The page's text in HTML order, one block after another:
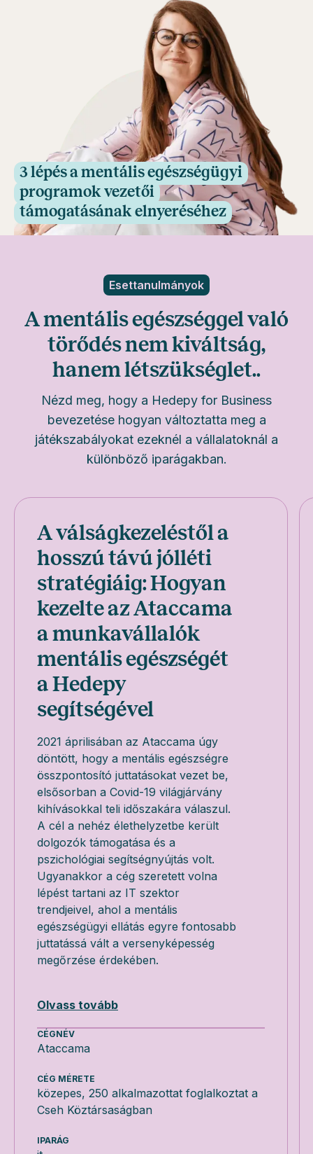
3 lépés a mentális egészségügyi
programok vezetői
támogatásának elnyeréséhez
Esettanulmányok
A mentális egészséggel való
törődés nem kiváltság,
hanem létszükséglet..
Nézd meg, hogy a Hedepy for Business
bevezetése hogyan változtatta meg a
játékszabályokat ezeknél a vállalatoknál a
különböző iparágakban.
A válságkezeléstől a
hosszú távú jólléti
stratégiáig: Hogyan
kezelte az Ataccama
a munkavállalók
mentális egészségét
a Hedepy
segítségével
2021 áprilisában az Ataccama úgy
döntött, hogy a mentális egészségre
összpontosító juttatásokat vezet be,
elsősorban a Covid-19 világjárvány
kihívásokkal teli időszakára válaszul.
A cél a nehéz élethelyzetbe került
dolgozók támogatása és a
pszichológiai segítségnyújtás volt.
Ugyanakkor a cég szeretett volna
lépést tartani az IT szektor
trendjeivel, ahol a mentális
egészségügyi ellátás egyre fontosabb
juttatássá vált a versenyképesség
megőrzése érdekében.
Olvass tovább
CÉGNÉV
Ataccama
CÉG MÉRETE
közepes, 250 alkalmazottat foglalkoztat a
Cseh Köztársaságban
IPARÁG